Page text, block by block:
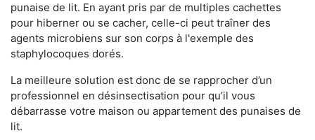
punaise de lit. En ayant pris par de multiples cachettes
pour hiberner ou se cacher, celle-ci peut traîner des
agents microbiens sur son corps à l'exemple des
staphylocoques dorés.
La meilleure solution est donc de se rapprocher d’un
professionnel en désinsectisation pour qu’il vous
débarrasse votre maison ou appartement des punaises de
lit.